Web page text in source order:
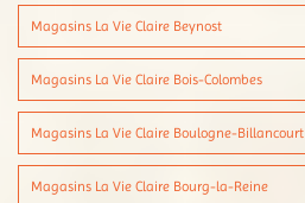
Magasins La Vie Claire Beynost
Magasins La Vie Claire Bois-Colombes
Magasins La Vie Claire Boulogne-Billancourt
Magasins La Vie Claire Bourg-la-Reine